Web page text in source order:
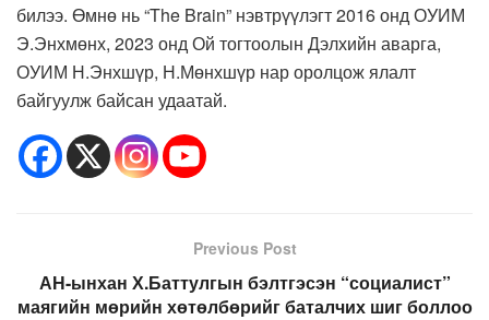
билээ. Өмнө нь “The Brain” нэвтрүүлэгт 2016 онд ОУИМ
Э.Энхмөнх, 2023 онд Ой тогтоолын Дэлхийн аварга,
ОУИМ Н.Энхшүр, Н.Мөнхшүр нар оролцож ялалт
байгуулж байсан удаатай.
Previous Post
АН-ынхан Х.Баттулгын бэлтгэсэн “социалист”
маягийн мөрийн хөтөлбөрийг баталчих шиг боллоо